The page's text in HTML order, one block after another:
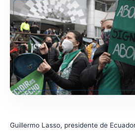
Guillermo Lasso, presidente de